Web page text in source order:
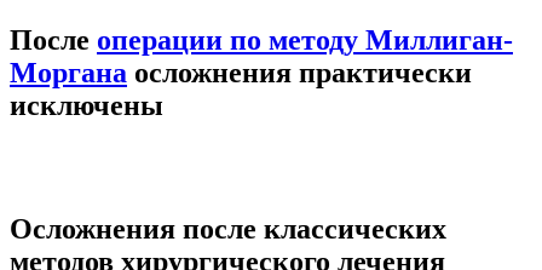
После операции по методу Миллиган-
Моргана осложнения практически
исключены
Осложнения после классических
методов хирургического лечения